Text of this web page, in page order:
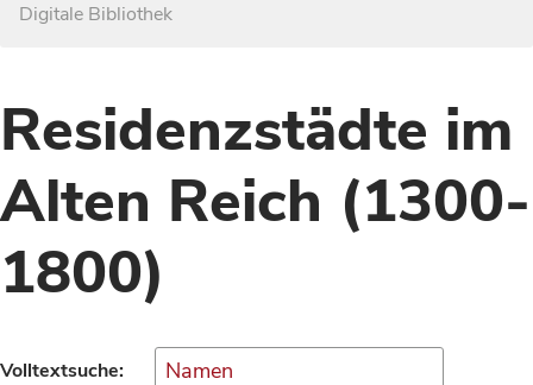
Digitale Bibliothek
Residenzstädte im
Alten Reich (1300-
1800)
Volltextsuche: